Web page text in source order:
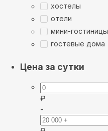
хостелы
отели
мини-гостиницы
гостевые дома
Цена за сутки
₽
-